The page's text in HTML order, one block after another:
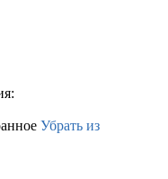
Убрать из